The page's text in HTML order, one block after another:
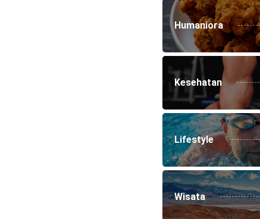
Humaniora
Kesehatan
Lifestyle
Wisata